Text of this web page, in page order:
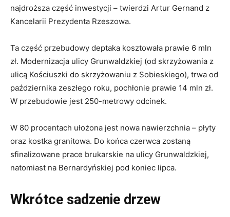
najdroższa część inwestycji – twierdzi Artur Gernand z
Kancelarii Prezydenta Rzeszowa.
Ta część przebudowy deptaka kosztowała prawie 6 mln
zł. Modernizacja ulicy Grunwaldzkiej (od skrzyżowania z
ulicą Kościuszki do skrzyżowaniu z Sobieskiego), trwa od
października zeszłego roku, pochłonie prawie 14 mln zł.
W przebudowie jest 250-metrowy odcinek.
W 80 procentach ułożona jest nowa nawierzchnia – płyty
oraz kostka granitowa. Do końca czerwca zostaną
sfinalizowane prace brukarskie na ulicy Grunwaldzkiej,
natomiast na Bernardyńskiej pod koniec lipca.
Wkrótce sadzenie drzew